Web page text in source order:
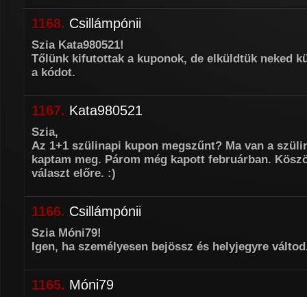
1168. Csillámpónii
Szia Kata980521!
Tőlünk kifutottak a kuponok, de elküldtük neked
a kódot.
1167. Kata980521
Szia,
Az 1+1 szülinapi kupon megszűnt? Ma van a
kaptam meg. Párom még kapott februárban.
választ előre. :)
1166. Csillámpónii
Szia Móni79!
Igen, ha személyesen bejössz és helyjegyre
1165. Móni79